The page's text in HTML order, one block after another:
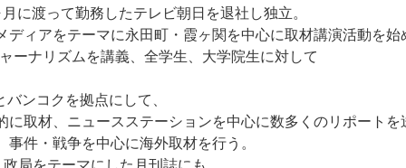
に渡って勤務したテレビ朝日を退社し独立。
ィアをテーマに永田町・霞ヶ関を中心に取材講演活動を始
ーナリズムを講義、全学生、大学院生に対して
ンコクを拠点にして、
取材、ニュースステーションを中心に数多くのリポートを
件・戦争を中心に海外取材を行う。
局をテーマにした月刊誌にも